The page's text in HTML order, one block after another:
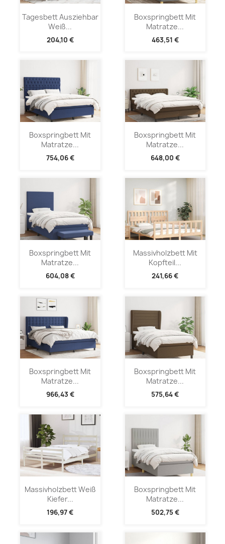
Tagesbett Ausziehbar
Weiß...
204,10 €
Boxspringbett Mit
Matratze...
463,51 €
Boxspringbett Mit
Matratze...
754,06 €
Boxspringbett Mit
Matratze...
648,00 €
Boxspringbett Mit
Matratze...
604,08 €
Massivholzbett Mit
Kopfteil...
241,66 €
Boxspringbett Mit
Matratze...
966,43 €
Boxspringbett Mit
Matratze...
575,64 €
Massivholzbett Weiß
Kiefer...
196,97 €
Boxspringbett Mit
Matratze...
502,75 €